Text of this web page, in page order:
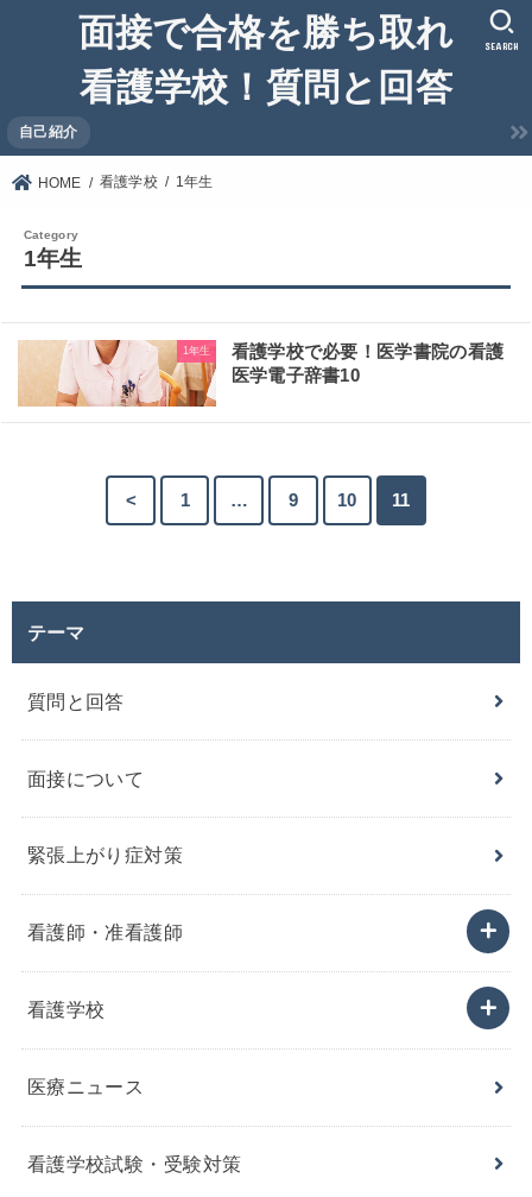
面接で合格を勝ち取れ
看護学校！質問と回答
自己紹介
SEARCH
HOME 看護学校 1年生
1年生
1年生
看護学校で必要！医学書院の看護
医学電子辞書10
< 1 … 9 10 11
テーマ
質問と回答
面接について
緊張上がり症対策
看護師・准看護師
看護学校
医療ニュース
看護学校試験・受験対策